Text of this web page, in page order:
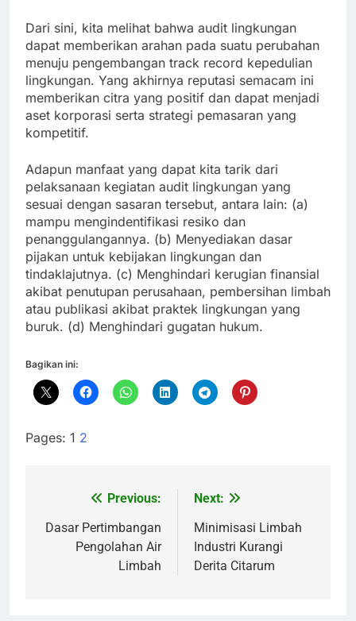
Dari sini, kita melihat bahwa audit lingkungan
dapat memberikan arahan pada suatu perubahan
menuju pengembangan track record kepedulian
lingkungan. Yang akhirnya reputasi semacam ini
memberikan citra yang positif dan dapat menjadi
aset korporasi serta strategi pemasaran yang
kompetitif.
Adapun manfaat yang dapat kita tarik dari
pelaksanaan kegiatan audit lingkungan yang
sesuai dengan sasaran tersebut, antara lain: (a)
mampu mengindentifikasi resiko dan
penanggulangannya. (b) Menyediakan dasar
pijakan untuk kebijakan lingkungan dan
tindaklajutnya. (c) Menghindari kerugian finansial
akibat penutupan perusahaan, pembersihan limbah
atau publikasi akibat praktek lingkungan yang
buruk. (d) Menghindari gugatan hukum.
Bagikan ini:
Pages: 1 2
Navigasi
pos
Previous:
Dasar Pertimbangan
Pengolahan Air
Limbah
Next:
Minimisasi Limbah
Industri Kurangi
Derita Citarum